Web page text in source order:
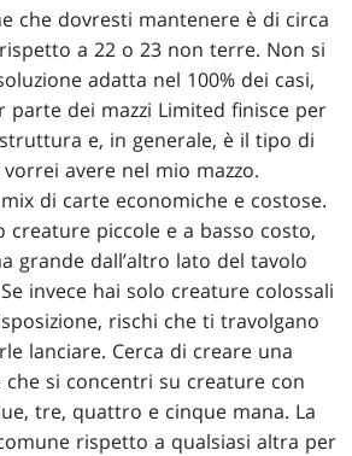
che dovresti mantenere è di circa
a 22 o 23 non terre. Non si
adatta nel 100% dei casi,
parte dei mazzi Limited finisce per
e, in generale, è il tipo di
avere nel mio mazzo.
di carte economiche e costose.
creature piccole e a basso costo,
grande dall’altro lato del tavolo
invece hai solo creature colossali
rischi che ti travolgano
lanciare. Cerca di creare una
che si concentri su creature con
tre, quattro e cinque mana. La
rispetto a qualsiasi altra per